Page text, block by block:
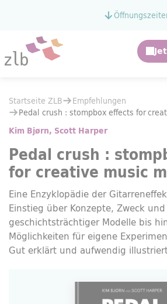
Zum Hauptinhalt springen
Empfehlungen
Pedal crush : stompbox effectsfor creative
Sie befinden sich hier:
Startseite ZLB
Empfehlungen
Pedal crush : stompbox effects for
Kim Bjørn, Scott Harper
Pedal crush :
for creative music
Eine Enzyklopädie der
Einstieg über Konzepte, Zweck
geschichtsträchtiger Modelle bis
Möglichkeiten für eigene
Gut erklärt und aufwendig